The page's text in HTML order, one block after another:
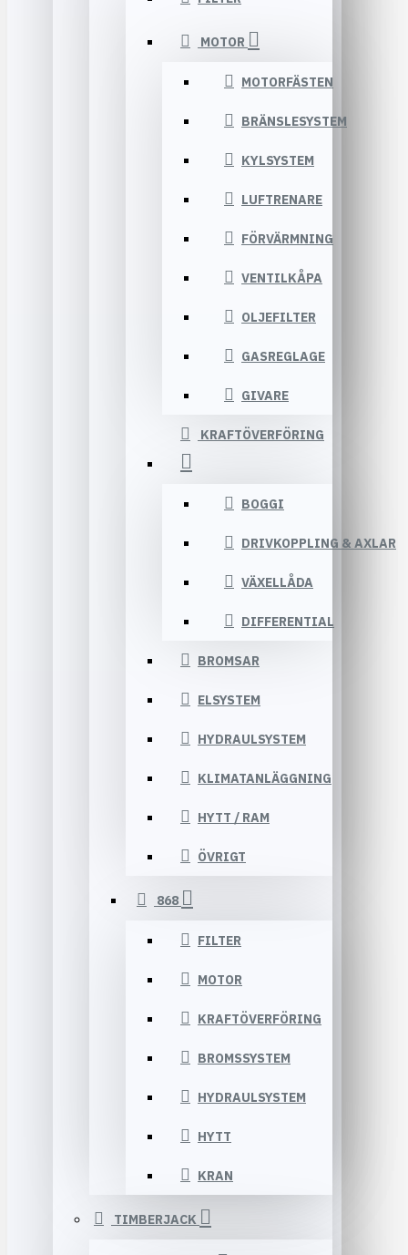
MOTOR
MOTORFÄSTEN
BRÄNSLESYSTEM
KYLSYSTEM
LUFTRENARE
FÖRVÄRMNING
VENTILKÅPA
OLJEFILTER
GASREGLAGE
GIVARE
KRAFTÖVERFÖRING
BOGGI
DRIVKOPPLING & AXLAR
VÄXELLÅDA
DIFFERENTIAL
BROMSAR
ELSYSTEM
HYDRAULSYSTEM
KLIMATANLÄGGNING
HYTT / RAM
ÖVRIGT
868
FILTER
MOTOR
KRAFTÖVERFÖRING
BROMSSYSTEM
HYDRAULSYSTEM
HYTT
KRAN
TIMBERJACK